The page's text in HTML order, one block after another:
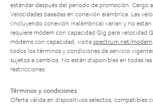
estándar después del período de promoción. Cargo
Velocidades basadas en conexión alámbrica. Las
(incluyendo conexión inalámbrica) varían y no están
requiere módem con capacidad Gig para velocidad
módems con capacidad, visita spectrum.net/modem
todos los términos y condiciones de servicio
sujetos a cambios. No están disponibles en todas las
restricciones.
Términos y condiciones
Oferta válida en dispositivos selectos, compatibles